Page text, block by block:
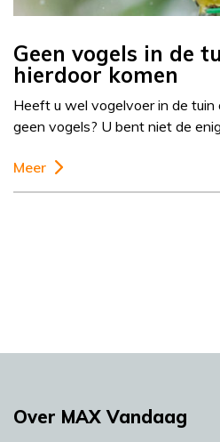
Geen vogels in de
hierdoor komen
Heeft u wel vogelvoer in de tuin
geen vogels? U bent niet de
Meer
Over MAX Vandaag